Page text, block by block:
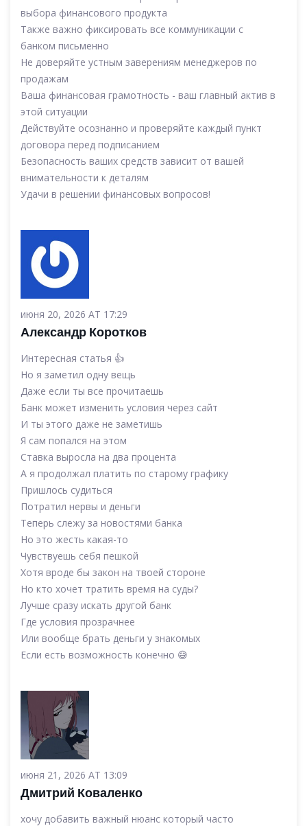
выбора финансового продукта
Также важно фиксировать все коммуникации с
банком письменно
Не доверяйте устным заверениям менеджеров по
продажам
Ваша финансовая грамотность - ваш главный актив в
этой ситуации
Действуйте осознанно и проверяйте каждый пункт
договора перед подписанием
Безопасность ваших средств зависит от вашей
внимательности к деталям
Удачи в решении финансовых вопросов!
июня 20, 2026 AT 17:29
Александр Коротков
Интересная статья 👍
Но я заметил одну вещь
Даже если ты все прочитаешь
Банк может изменить условия через сайт
И ты этого даже не заметишь
Я сам попался на этом
Ставка выросла на два процента
А я продолжал платить по старому графику
Пришлось судиться
Потратил нервы и деньги
Теперь слежу за новостями банка
Но это жесть какая-то
Чувствуешь себя пешкой
Хотя вроде бы закон на твоей стороне
Но кто хочет тратить время на суды?
Лучше сразу искать другой банк
Где условия прозрачнее
Или вообще брать деньги у знакомых
Если есть возможность конечно 😅
июня 21, 2026 AT 13:09
Дмитрий Коваленко
хочу добавить важный нюанс который часто